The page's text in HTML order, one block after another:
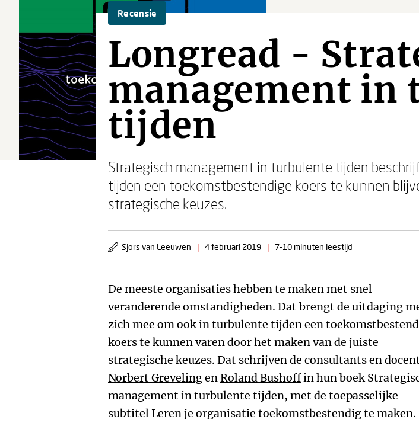
Recensie
Longread -
management in
tijden
Strategisch management in turbulente tijden
tijden een toekomstbestendige koers te kunnen
strategische keuzes.
Sjors van Leeuwen | 4 februari 2019 | 7-10 minuten leestijd
De meeste organisaties hebben te maken met snel
veranderende omstandigheden. Dat brengt de uitdaging
zich mee om ook in turbulente tijden een
koers te kunnen varen door het maken van de juiste
strategische keuzes. Dat schrijven de consultants en
Norbert GrevelingenRoland Bushoffin hun boek
management in turbulente tijden, met de toepasselijke
subtitel Leren je organisatie toekomstbestendig te maken.